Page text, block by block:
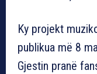
Ky projekt
publikua më 8
Gjestin pranë